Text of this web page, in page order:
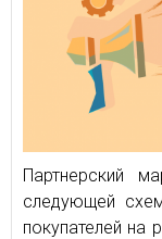
Партнерский
следующей
покупателей